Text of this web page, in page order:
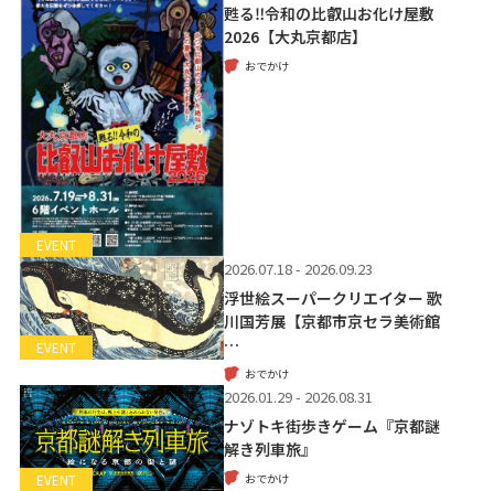
EVENT
甦る‼令和の比叡山お化け屋敷
2026【大丸京都店】
おでかけ
EVENT
2026.07.18 - 2026.09.23
浮世絵スーパークリエイター 歌
川国芳展【京都市京セラ美術館
…
おでかけ
EVENT
2026.01.29 - 2026.08.31
ナゾトキ街歩きゲーム『京都謎
解き列車旅』
おでかけ